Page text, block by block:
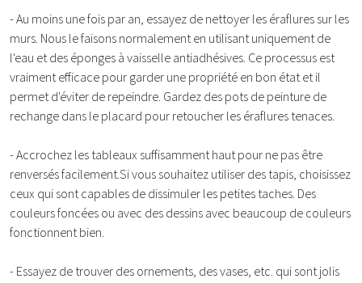
- Au moins une fois par an, essayez de nettoyer les éraflures sur les
murs. Nous le faisons normalement en utilisant uniquement de
l'eau et des éponges à vaisselle antiadhésives. Ce processus est
vraiment efficace pour garder une propriété en bon état et il
permet d'éviter de repeindre. Gardez des pots de peinture de
rechange dans le placard pour retoucher les éraflures tenaces.
- Accrochez les tableaux suffisamment haut pour ne pas être
renversés facilement.Si vous souhaitez utiliser des tapis, choisissez
ceux qui sont capables de dissimuler les petites taches. Des
couleurs foncées ou avec des dessins avec beaucoup de couleurs
fonctionnent bien.
- Essayez de trouver des ornements, des vases, etc. qui sont jolis